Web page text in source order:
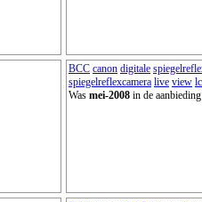
BCC canon digitale
spiegelreflexcamera live view
Was mei-2008 in de